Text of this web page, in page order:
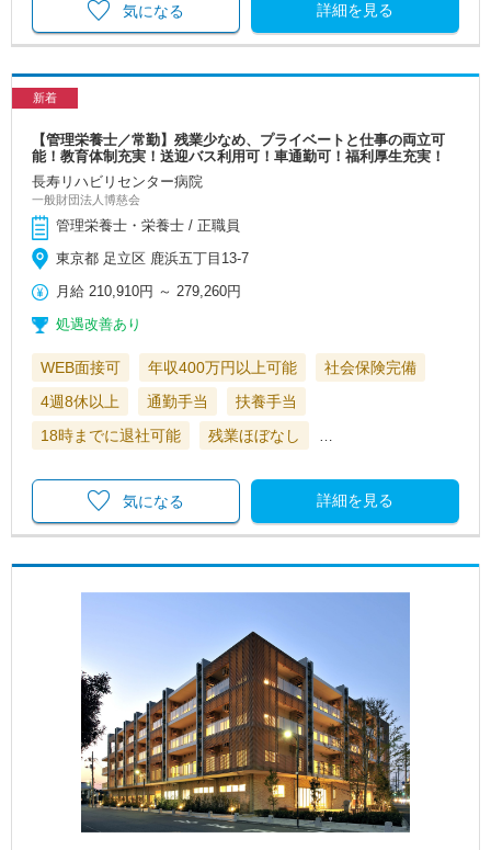
詳細を見る
気になる
新着
【管理栄養士／常勤】残業少なめ、プライベートと仕事の両立可
能！教育体制充実！送迎バス利用可！車通勤可！福利厚生充実！
長寿リハビリセンター病院
一般財団法人博慈会
管理栄養士・栄養士 / 正職員
東京都 足立区 鹿浜五丁目13-7
月給 210,910円 ～279,260円
処遇改善あり
WEB面接可 年収400万円以上可能
社会保険完備
4週8休以上
通勤手当
扶養手当
18時までに退社可能
残業ほぼなし …
詳細を見る
気になる